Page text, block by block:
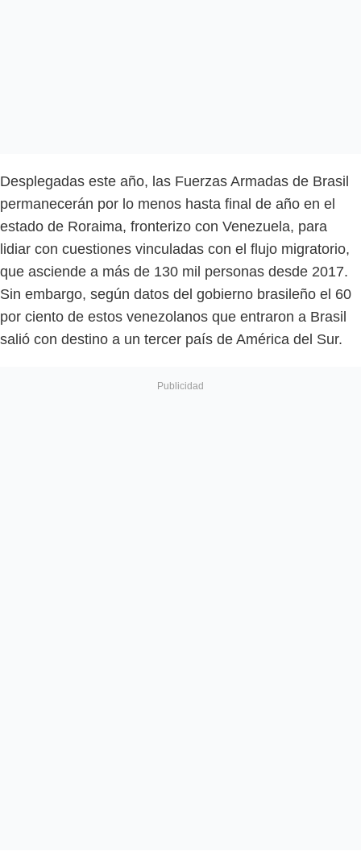
Desplegadas este año, las Fuerzas Armadas de Brasil
permanecerán por lo menos hasta final de año en el
estado de Roraima, fronterizo con Venezuela, para
lidiar con cuestiones vinculadas con el flujo migratorio,
que asciende a más de 130 mil personas desde 2017.
Sin embargo, según datos del gobierno brasileño el 60
por ciento de estos venezolanos que entraron a Brasil
salió con destino a un tercer país de América del Sur.